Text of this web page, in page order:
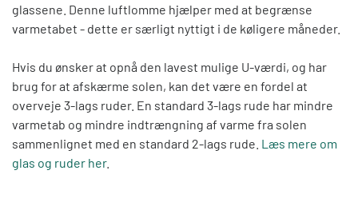
glassene. Denne luftlomme hjælper med at begrænse
varmetabet - dette er særligt nyttigt i de køligere måneder.
Hvis du ønsker at opnå den lavest mulige U-værdi, og har
brug for at afskærme solen, kan det være en fordel at
overveje 3-lags ruder. En standard 3-lags rude har mindre
varmetab og mindre indtrængning af varme fra solen
sammenlignet med en standard 2-lags rude. Læs mere om
glas og ruder her.